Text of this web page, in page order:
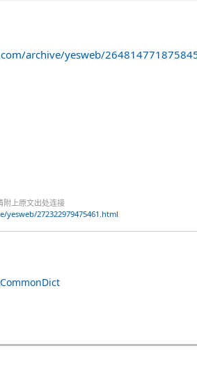
archive/yesweb/
附上原文出处连接
272322979475461.html